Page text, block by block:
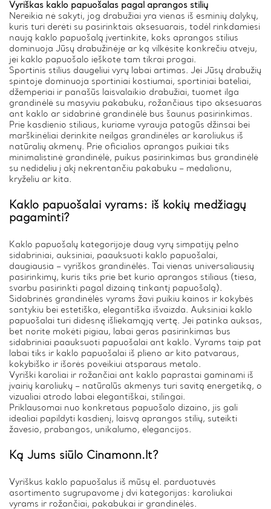
Vyriškas kaklo papuošalas pagal aprangos stilių
Nereikia nė sakyti, jog drabužiai yra vienas iš esminių dalykų,
kuris turi derėti su pasirinktais aksesuarais, todėl rinkdamiesi
naują kaklo papuošalą įvertinkite, koks aprangos stilius
dominuoja Jūsų drabužinėje ar ką vilkėsite konkrečiu atveju,
jei kaklo papuošalo ieškote tam tikrai progai.
Sportinis stilius daugeliui vyrų labai artimas. Jei Jūsų drabužių
spintoje dominuoja sportiniai kostiumai, sportiniai bateliai,
džemperiai ir panašūs laisvalaikio drabužiai, tuomet ilga
grandinėlė su masyviu pakabuku, rožančiaus tipo aksesuaras
ant kaklo ar sidabrinė grandinėlė bus šaunus pasirinkimas.
Prie kasdienio stiliaus, kuriame vyrauja patogūs džinsai bei
marškinėliai derinkite neilgas grandinėles ar karoliukus iš
natūralių akmenų. Prie oficialios aprangos puikiai tiks
minimalistinė grandinėlė, puikus pasirinkimas bus grandinėlė
su nedideliu į akį nekrentančiu pakabuku – medalionu,
kryželiu ar kita.
Kaklo papuošalai vyrams: iš kokių medžiagų
pagaminti?
Kaklo papuošalų kategorijoje daug vyrų simpatijų pelno
sidabriniai, auksiniai, paauksuoti kaklo papuošalai,
daugiausia – vyriškos grandinėlės. Tai vienas universaliausių
pasirinkimų, kuris tiks prie bet kurio aprangos stiliaus (tiesa,
svarbu pasirinkti pagal dizainą tinkantį papuošalą).
Sidabrinės grandinėlės vyrams žavi puikiu kainos ir kokybės
santykiu bei estetiška, elegantiška išvaizda. Auksiniai kaklo
papuošalai turi didesnę išliekamąją vertę. Jei patinka auksas,
bet norite mokėti pigiau, labai geras pasirinkimas bus
sidabriniai paauksuoti papuošalai ant kaklo. Vyrams taip pat
labai tiks ir kaklo papuošalai iš plieno ar kito patvaraus,
kokybiško ir išorės poveikiui atsparaus metalo.
Vyriški karoliai ir rožančiai ant kaklo paprastai gaminami iš
įvairių karoliukų – natūralūs akmenys turi savitą energetiką, o
vizualiai atrodo labai elegantiškai, stilingai.
Priklausomai nuo konkretaus papuošalo dizaino, jis gali
idealiai papildyti kasdienį, laisvą aprangos stilių, suteikti
žavesio, prabangos, unikalumo, elegancijos.
Ką Jums siūlo Cinamonn.lt?
Vyriškus kaklo papuošalus iš mūsų el. parduotuvės
asortimento sugrupavome į dvi kategorijas: karoliukai
vyrams ir rožančiai, pakabukai ir grandinėlės.